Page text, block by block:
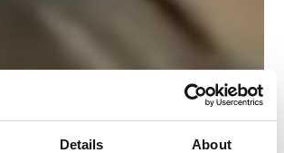
Details About